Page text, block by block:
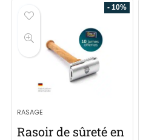
- 10%
RASAGE
Rasoir de sûreté en